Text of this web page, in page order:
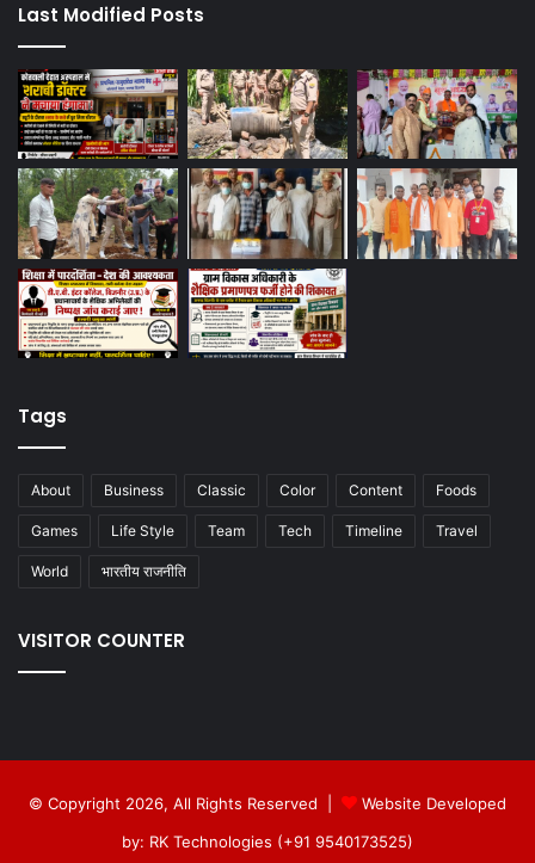
Last Modified Posts
Tags
About Business Classic Color Content Foods
Games Life Style Team Tech Timeline Travel
World भारतीय राजनीति
VISITOR COUNTER
© Copyright 2026, All Rights Reserved |
Website Developed
by: RK Technologies (+91 9540173525)